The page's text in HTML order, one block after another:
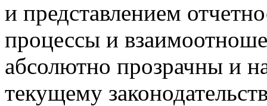
и представлением
процессы и
абсолютно прозрачны и
текущему